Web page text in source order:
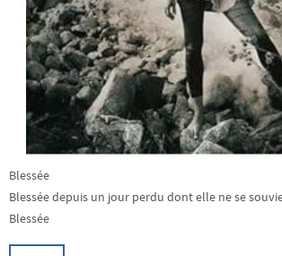
Blessée
Blessée depuis un jour perdu dont elle ne se
Blessée